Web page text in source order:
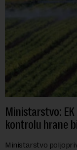
Ministarstvo:
kontrolu hrane
Ministarstvo